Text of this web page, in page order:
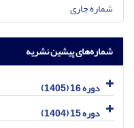
شماره جاری
شماره‌های پیشین نشریه
دوره 16 (1405)
دوره 15 (1404)